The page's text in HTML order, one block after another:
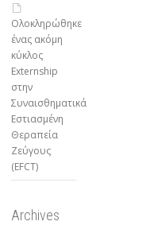
Ολοκληρώθηκε
ένας ακόμη
κύκλος
Externship
στην
Συναισθηματικά
Εστιασμένη
Θεραπεία
Ζεύγους
(EFCT)
Archives